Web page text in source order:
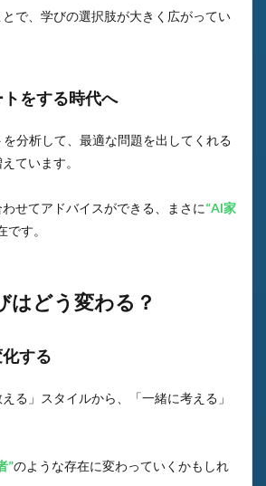
で、学びの選択肢が大きく広がってい
をする時代へ
分析して、最適な問題を出してくれる
ています。
せてアドバイスができる、まさに“AI家
す。
はどう変わる？
する
る」スタイルから、「一緒に考える」
”のような存在に変わっていくかもしれ